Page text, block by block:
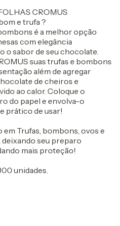
CROMUS
e trufa ?
é a melhor opção
com elegância
o sabor de seu chocolate.
suas trufas e bombons
além de agregar
de cheiros e
ao calor. Coloque o
do papel e envolva-o
prático de usar!
Trufas, bombons, ovos e
deixando seu preparo
mais proteção!
unidades.